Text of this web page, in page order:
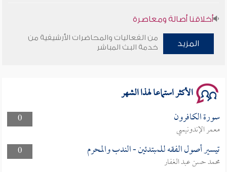
أخلاقنا أصالة ومعاصرة
وأمنهم من خوف 9
المزيد
من الفعاليات والمحاضرات الأرشيفية من
خدمة البث المباشر
الأكثر استماعا لهذا الشهر
0 سورة الكافرون
معمر الإندونيسي
0
تيسير أصول الفقه للمبتدئين - الندب والمحرم
محمد حسن عبد الغفار